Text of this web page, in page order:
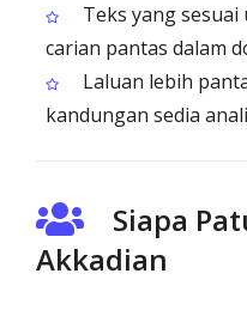
Teks yang
carian pantas dalam
Laluan lebih
kandungan sedia
Siapa
Akkadian